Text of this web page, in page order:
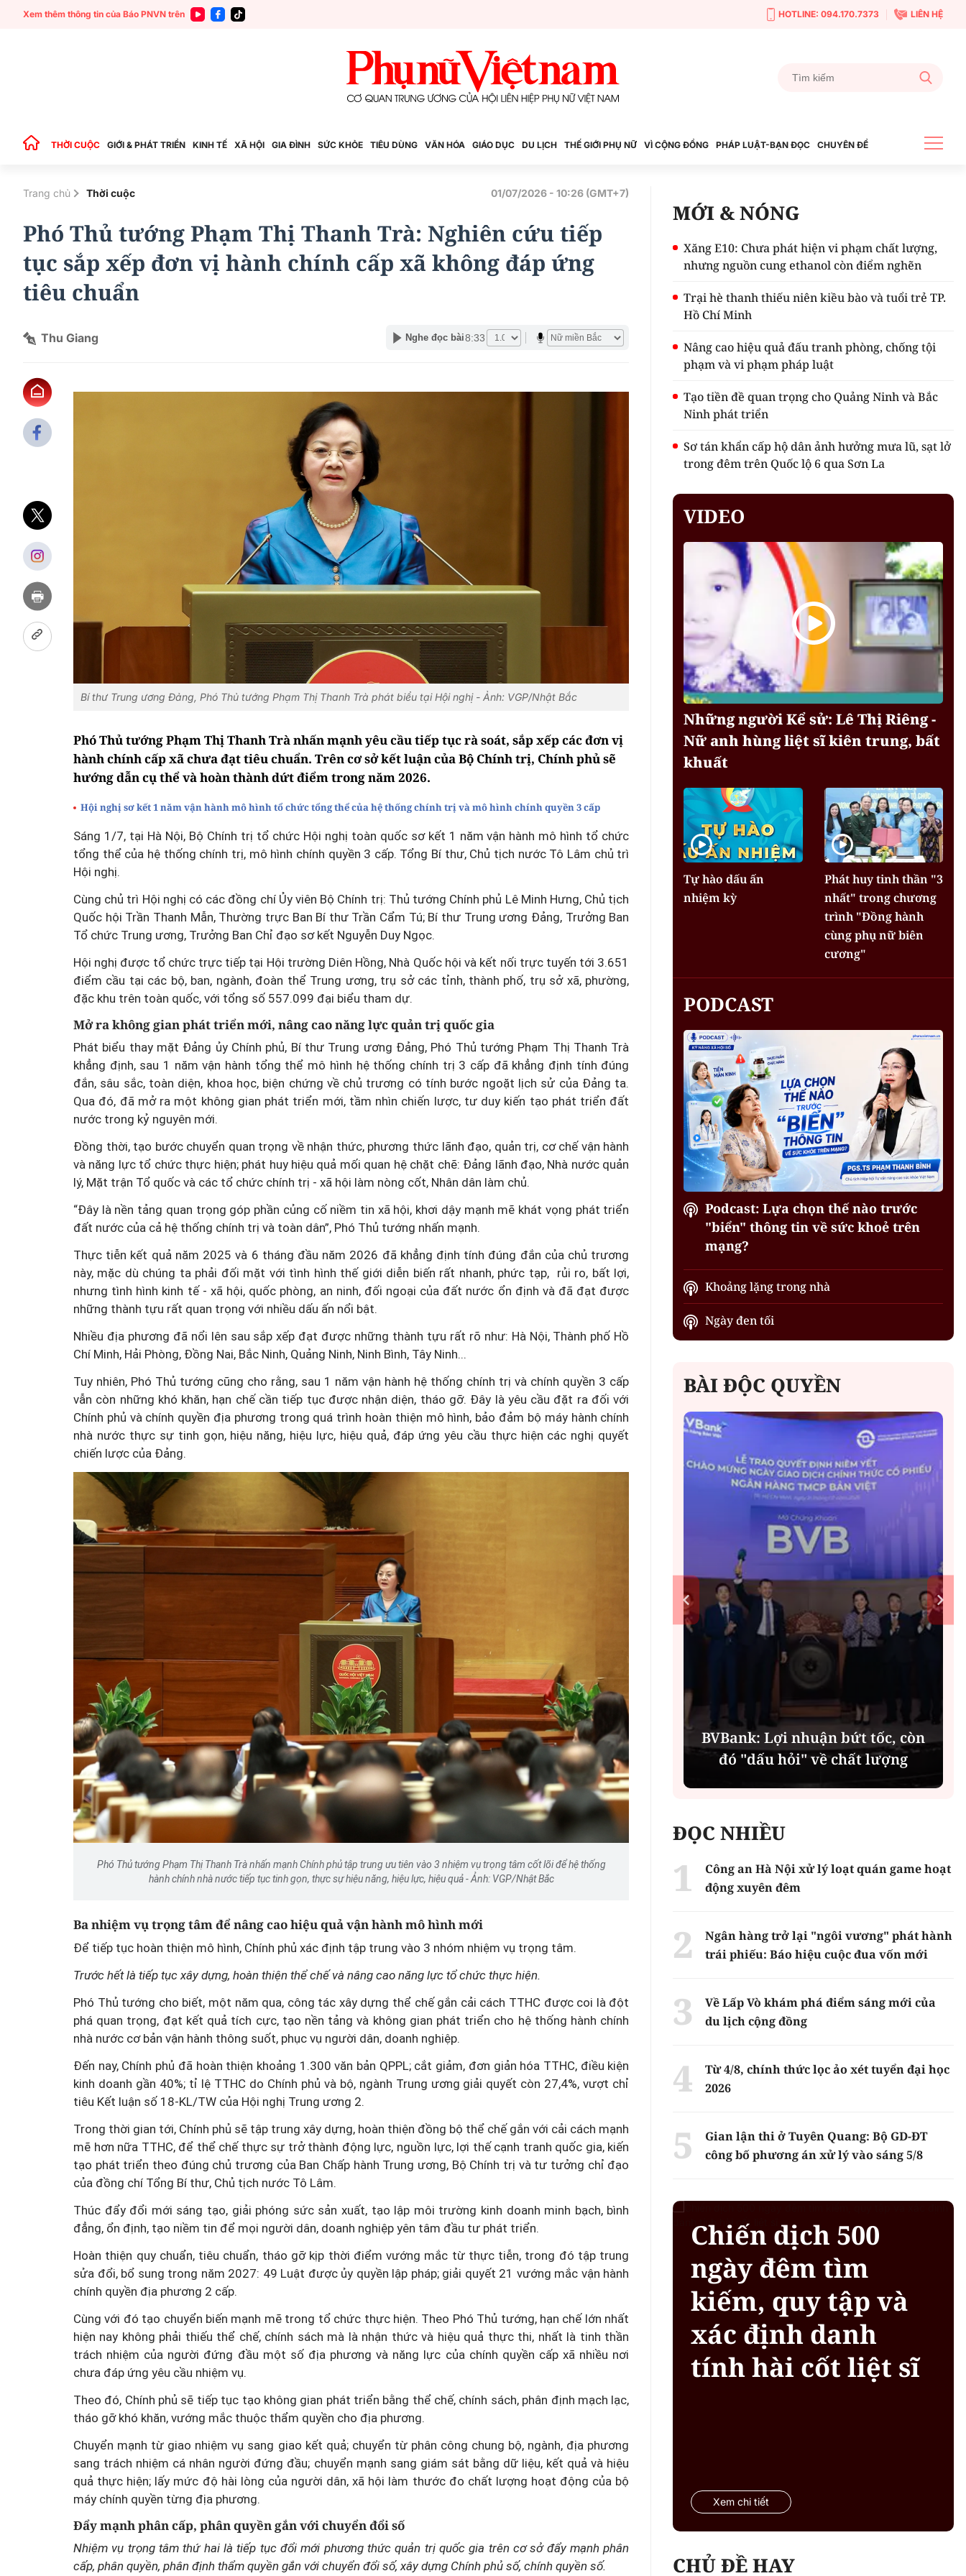
Xem thêm thông tin của Báo PNVN trên HOTLINE: 094.170.7373 LIÊN HỆ
THỜI CUỘC GIỚI & PHÁT TRIỂN KINH TẾ XÃ HỘI GIA ĐÌNH SỨC KHỎE TIÊU DÙNG VĂN HÓA GIÁO DỤC DU LỊCH THẾ GIỚI PHỤ NỮ VÌ CỘNG ĐỒNG PHÁP LUẬT-BẠN ĐỌC CHUYÊN ĐỀ
Trang chủ Thời cuộc 01/07/2026 - 10:26 (GMT+7)
Phó Thủ tướng Phạm Thị Thanh Trà: Nghiên cứu tiếp
tục sắp xếp đơn vị hành chính cấp xã không đáp ứng
tiêu chuẩn
Thu Giang Nghe đọc bài8:33
Bí thư Trung ương Đảng, Phó Thủ tướng Phạm Thị Thanh Trà phát biểu tại Hội nghị - Ảnh: VGP/Nhật Bắc
Phó Thủ tướng Phạm Thị Thanh Trà nhấn mạnh yêu cầu tiếp tục rà soát, sắp xếp các đơn vị
hành chính cấp xã chưa đạt tiêu chuẩn. Trên cơ sở kết luận của Bộ Chính trị, Chính phủ sẽ
hướng dẫn cụ thể và hoàn thành dứt điểm trong năm 2026.
Hội nghị sơ kết 1 năm vận hành mô hình tổ chức tổng thể của hệ thống chính trị và mô hình chính quyền 3 cấp
Sáng 1/7, tại Hà Nội, Bộ Chính trị tổ chức Hội nghị toàn quốc sơ kết 1 năm vận hành mô hình tổ chức
tổng thể của hệ thống chính trị, mô hình chính quyền 3 cấp. Tổng Bí thư, Chủ tịch nước Tô Lâm chủ trì
Hội nghị.
Cùng chủ trì Hội nghị có các đồng chí Ủy viên Bộ Chính trị: Thủ tướng Chính phủ Lê Minh Hưng, Chủ tịch
Quốc hội Trần Thanh Mẫn, Thường trực Ban Bí thư Trần Cẩm Tú; Bí thư Trung ương Đảng, Trưởng Ban
Tổ chức Trung ương, Trưởng Ban Chỉ đạo sơ kết Nguyễn Duy Ngọc.
Hội nghị được tổ chức trực tiếp tại Hội trường Diên Hồng, Nhà Quốc hội và kết nối trực tuyến tới 3.651
điểm cầu tại các bộ, ban, ngành, đoàn thể Trung ương, trụ sở các tỉnh, thành phố, trụ sở xã, phường,
đặc khu trên toàn quốc, với tổng số 557.099 đại biểu tham dự.
Mở ra không gian phát triển mới, nâng cao năng lực quản trị quốc gia
Phát biểu thay mặt Đảng ủy Chính phủ, Bí thư Trung ương Đảng, Phó Thủ tướng Phạm Thị Thanh Trà
khẳng định, sau 1 năm vận hành tổng thể mô hình hệ thống chính trị 3 cấp đã khẳng định tính đúng
đắn, sâu sắc, toàn diện, khoa học, biện chứng về chủ trương có tính bước ngoặt lịch sử của Đảng ta.
Qua đó, đã mở ra một không gian phát triển mới, tầm nhìn chiến lược, tư duy kiến tạo phát triển đất
nước trong kỷ nguyên mới.
Đồng thời, tạo bước chuyển quan trọng về nhận thức, phương thức lãnh đạo, quản trị, cơ chế vận hành
và năng lực tổ chức thực hiện; phát huy hiệu quả mối quan hệ chặt chẽ: Đảng lãnh đạo, Nhà nước quản
lý, Mặt trận Tổ quốc và các tổ chức chính trị - xã hội làm nòng cốt, Nhân dân làm chủ.
“Đây là nền tảng quan trọng góp phần củng cố niềm tin xã hội, khơi dậy mạnh mẽ khát vọng phát triển
đất nước của cả hệ thống chính trị và toàn dân”, Phó Thủ tướng nhấn mạnh.
Thực tiễn kết quả năm 2025 và 6 tháng đầu năm 2026 đã khẳng định tính đúng đắn của chủ trương
này, mặc dù chúng ta phải đối mặt với tình hình thế giới diễn biến rất nhanh, phức tạp, rủi ro, bất lợi,
nhưng tình hình kinh tế - xã hội, quốc phòng, an ninh, đối ngoại của đất nước ổn định và đã đạt được
những thành tựu rất quan trọng với nhiều dấu ấn nổi bật.
Nhiều địa phương đã nổi lên sau sắp xếp đạt được những thành tựu rất rõ như: Hà Nội, Thành phố Hồ
Chí Minh, Hải Phòng, Đồng Nai, Bắc Ninh, Quảng Ninh, Ninh Bình, Tây Ninh...
Tuy nhiên, Phó Thủ tướng cũng cho rằng, sau 1 năm vận hành hệ thống chính trị và chính quyền 3 cấp
vẫn còn những khó khăn, hạn chế cần tiếp tục được nhận diện, tháo gỡ. Đây là yêu cầu đặt ra đối với
Chính phủ và chính quyền địa phương trong quá trình hoàn thiện mô hình, bảo đảm bộ máy hành chính
nhà nước thực sự tinh gọn, hiệu năng, hiệu lực, hiệu quả, đáp ứng yêu cầu thực hiện các nghị quyết
chiến lược của Đảng.
Phó Thủ tướng Phạm Thị Thanh Trà nhấn mạnh Chính phủ tập trung ưu tiên vào 3 nhiệm vụ trọng tâm cốt lõi để hệ thống
hành chính nhà nước tiếp tục tinh gọn, thực sự hiệu năng, hiệu lực, hiệu quả - Ảnh: VGP/Nhật Bắc
Ba nhiệm vụ trọng tâm để nâng cao hiệu quả vận hành mô hình mới
Để tiếp tục hoàn thiện mô hình, Chính phủ xác định tập trung vào 3 nhóm nhiệm vụ trọng tâm.
Trước hết là tiếp tục xây dựng, hoàn thiện thể chế và nâng cao năng lực tổ chức thực hiện.
Phó Thủ tướng cho biết, một năm qua, công tác xây dựng thể chế gắn cải cách TTHC được coi là đột
phá quan trọng, đạt kết quả tích cực, tạo nền tảng và không gian phát triển cho hệ thống hành chính
nhà nước cơ bản vận hành thông suốt, phục vụ người dân, doanh nghiệp.
Đến nay, Chính phủ đã hoàn thiện khoảng 1.300 văn bản QPPL; cắt giảm, đơn giản hóa TTHC, điều kiện
kinh doanh gần 40%; tỉ lệ TTHC do Chính phủ và bộ, ngành Trung ương giải quyết còn 27,4%, vượt chỉ
tiêu Kết luận số 18-KL/TW của Hội nghị Trung ương 2.
Trong thời gian tới, Chính phủ sẽ tập trung xây dựng, hoàn thiện đồng bộ thể chế gắn với cải cách mạnh
mẽ hơn nữa TTHC, để thể chế thực sự trở thành động lực, nguồn lực, lợi thế cạnh tranh quốc gia, kiến
tạo phát triển theo đúng chủ trương của Ban Chấp hành Trung ương, Bộ Chính trị và tư tưởng chỉ đạo
của đồng chí Tổng Bí thư, Chủ tịch nước Tô Lâm.
Thúc đẩy đổi mới sáng tạo, giải phóng sức sản xuất, tạo lập môi trường kinh doanh minh bạch, bình
đẳng, ổn định, tạo niềm tin để mọi người dân, doanh nghiệp yên tâm đầu tư phát triển.
Hoàn thiện quy chuẩn, tiêu chuẩn, tháo gỡ kịp thời điểm vướng mắc từ thực tiễn, trong đó tập trung
sửa đổi, bổ sung trong năm 2027: 49 Luật được ủy quyền lập pháp; giải quyết 21 vướng mắc vận hành
chính quyền địa phương 2 cấp.
Cùng với đó tạo chuyển biến mạnh mẽ trong tổ chức thực hiện. Theo Phó Thủ tướng, hạn chế lớn nhất
hiện nay không phải thiếu thể chế, chính sách mà là nhận thức và hiệu quả thực thi, nhất là tinh thần
trách nhiệm của người đứng đầu một số địa phương và năng lực của chính quyền cấp xã nhiều nơi
chưa đáp ứng yêu cầu nhiệm vụ.
Theo đó, Chính phủ sẽ tiếp tục tạo không gian phát triển bằng thể chế, chính sách, phân định mạch lạc,
tháo gỡ khó khăn, vướng mắc thuộc thẩm quyền cho địa phương.
Chuyển mạnh từ giao nhiệm vụ sang giao kết quả; chuyển từ phân công chung bộ, ngành, địa phương
sang trách nhiệm cá nhân người đứng đầu; chuyển mạnh sang giám sát bằng dữ liệu, kết quả và hiệu
quả thực hiện; lấy mức độ hài lòng của người dân, xã hội làm thước đo chất lượng hoạt động của bộ
máy chính quyền từng địa phương.
Đẩy mạnh phân cấp, phân quyền gắn với chuyển đổi số
Nhiệm vụ trọng tâm thứ hai là tiếp tục đổi mới phương thức quản trị quốc gia trên cơ sở đẩy mạnh phân
cấp, phân quyền, phân định thẩm quyền gắn với chuyển đổi số, xây dựng Chính phủ số, chính quyền số.
MỚI & NÓNG
Xăng E10: Chưa phát hiện vi phạm chất lượng,
nhưng nguồn cung ethanol còn điểm nghẽn
Trại hè thanh thiếu niên kiều bào và tuổi trẻ TP.
Hồ Chí Minh
Nâng cao hiệu quả đấu tranh phòng, chống tội
phạm và vi phạm pháp luật
Tạo tiền đề quan trọng cho Quảng Ninh và Bắc
Ninh phát triển
Sơ tán khẩn cấp hộ dân ảnh hưởng mưa lũ, sạt lở
trong đêm trên Quốc lộ 6 qua Sơn La
VIDEO
Những người Kể sử: Lê Thị Riêng -
Nữ anh hùng liệt sĩ kiên trung, bất
khuất
Tự hào dấu ấn
nhiệm kỳ
Phát huy tinh thần "3
nhất" trong chương
trình "Đồng hành
cùng phụ nữ biên
cương"
PODCAST
Podcast: Lựa chọn thế nào trước
"biển" thông tin về sức khoẻ trên
mạng?
Khoảng lặng trong nhà
Ngày đen tối
BÀI ĐỘC QUYỀN
Đổi mới tư duy quản lý trong
Luật An toàn thực phẩm sửa đổi
Podcast: Đi chợ, thanh toán,
chuyển tiền - Phụ nữ làm chủ ví
điện tử
BVBank: Lợi nhuận bứt tốc, còn
đó "dấu hỏi" về chất lượng
ĐỌC NHIỀU
Công an Hà Nội xử lý loạt quán game hoạt
động xuyên đêm
Ngân hàng trở lại "ngôi vương" phát hành
trái phiếu: Báo hiệu cuộc đua vốn mới
Về Lấp Vò khám phá điểm sáng mới của
du lịch cộng đồng
Từ 4/8, chính thức lọc ảo xét tuyển đại học
2026
Gian lận thi ở Tuyên Quang: Bộ GD-ĐT
công bố phương án xử lý vào sáng 5/8
Chiến dịch 500
ngày đêm tìm
kiếm, quy tập và
xác định danh
tính hài cốt liệt sĩ
Xem chi tiết
CHỦ ĐỀ HAY